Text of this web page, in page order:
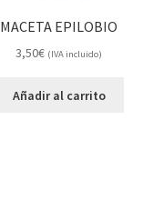
MACETA EPILOBIO
3,50€ (IVA incluido)
Añadir al carrito